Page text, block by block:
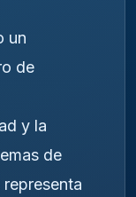
un
de
y la
de